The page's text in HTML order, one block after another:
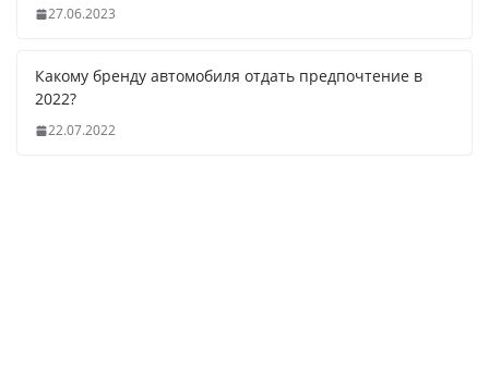
27.06.2023
Какому бренду автомобиля отдать предпочтение в
2022?
22.07.2022